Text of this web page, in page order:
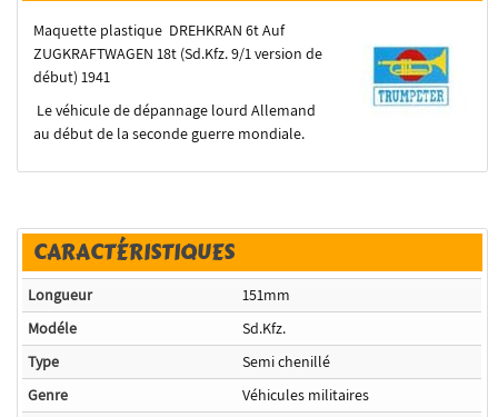
Maquette plastique DREHKRAN 6t Auf
ZUGKRAFTWAGEN 18t (Sd.Kfz. 9/1 version de
début) 1941
Le véhicule de dépannage lourd Allemand
au début de la seconde guerre mondiale.
CARACTÉRISTIQUES
Longueur
151mm
Modéle
Sd.Kfz.
Type
Semi chenillé
Genre
Véhicules militaires